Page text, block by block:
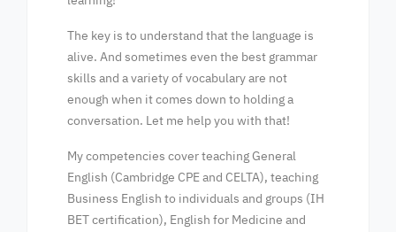
The key is to understand that the language is
alive. And sometimes even the best grammar
skills and a variety of vocabulary are not
enough when it comes down to holding a
conversation. Let me help you with that!
My competencies cover teaching General
English (Cambridge CPE and CELTA), teaching
Business English to individuals and groups (IH
BET certification), English for Medicine and